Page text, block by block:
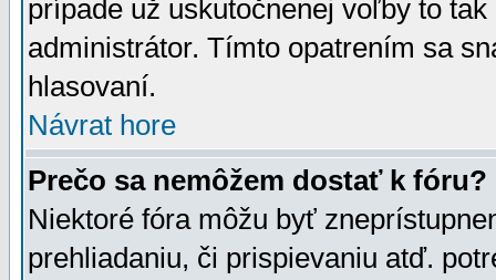
prípade už uskutočnenej voľby to
administrátor. Tímto opatrením sa
hlasovaní.
Návrat hore
Prečo sa nemôžem dostať k fóru?
Niektoré fóra môžu byť
prehliadaniu, či prispievaniu atď.